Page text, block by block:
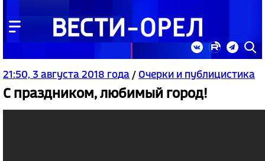
21:50, 3 августа 2018 года / Очерки и публицистика
С праздником, любимый город!